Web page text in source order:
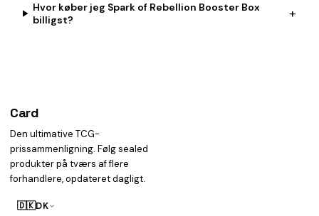
Hvor køber jeg Spark of Rebellion Booster Box
billigst?
+
Card
Den ultimative TCG-
prissammenligning. Følg sealed
produkter på tværs af flere
forhandlere, opdateret dagligt.
🇩🇰DK